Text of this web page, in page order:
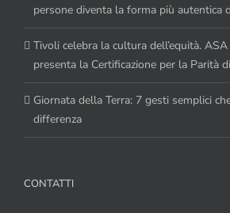
persone diventa la forma più autentica
Tivoli celebra la cultura dell’equità.
presenta la Certificazione per la Parità
Giornata della Terra: 7 gesti semplici
differenza
CONTATTI